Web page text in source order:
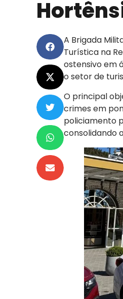
A Brigada
Turística na
ostensivo em
o setor de
O principal
crimes em
policiamento
consolidando